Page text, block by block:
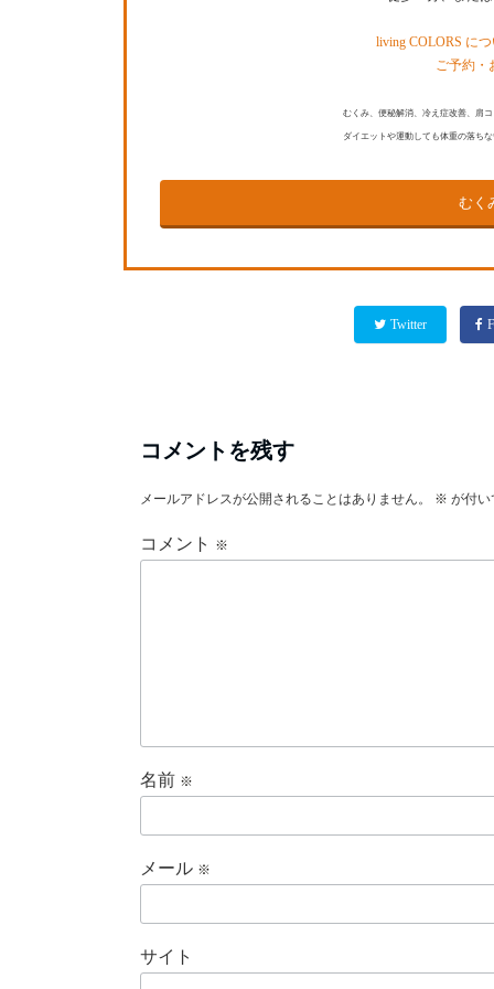
living COLORS に
ご予約・
むくみ、便秘解消、冷え症改善、肩
ダイエットや運動しても体重の落ち
むく
Twitter
コメントを残す
メールアドレスが公開されることはありません。 ※ が付い
コメント ※
名前 ※
メール ※
サイト